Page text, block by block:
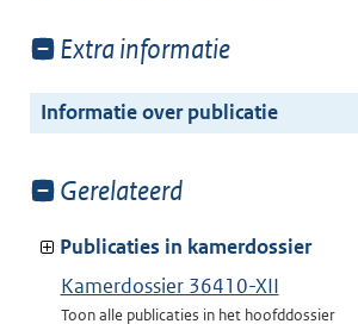
Toon
van:
Extra informatie
Informatie over publicatie
Toon
van:
Gerelateerd
Publicaties in kamerdossier
Kamerdossier 36410-XII
Toon alle publicaties in het hoofddossier